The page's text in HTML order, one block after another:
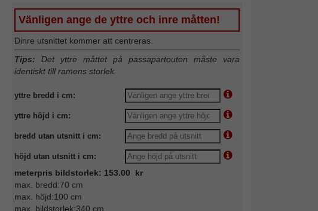
Vänligen ange de yttre och inre måtten!
Dinre utsnittet kommer att centreras.
Tips: Det yttre måttet på passapartouten måste vara
identiskt till ramens storlek.
yttre bredd i cm:
yttre höjd i cm:
bredd utan utsnitt i cm:
höjd utan utsnitt i cm:
meterpris bildstorlek: 153.00 kr
max. bredd:70 cm
max. höjd:100 cm
max. bildstorlek:340 cm